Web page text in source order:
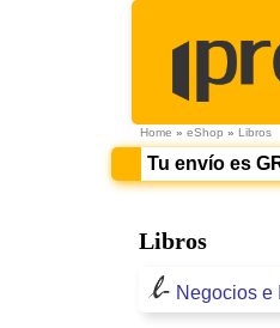
Home » eShop » Libros
Tu envío es
Libros
Negocios e